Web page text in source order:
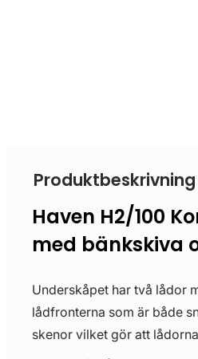
Produktbeskrivning
Haven H2/100
med bänkskiva
Underskåpet har två lådor
lådfronterna som är både
skenor vilket gör att